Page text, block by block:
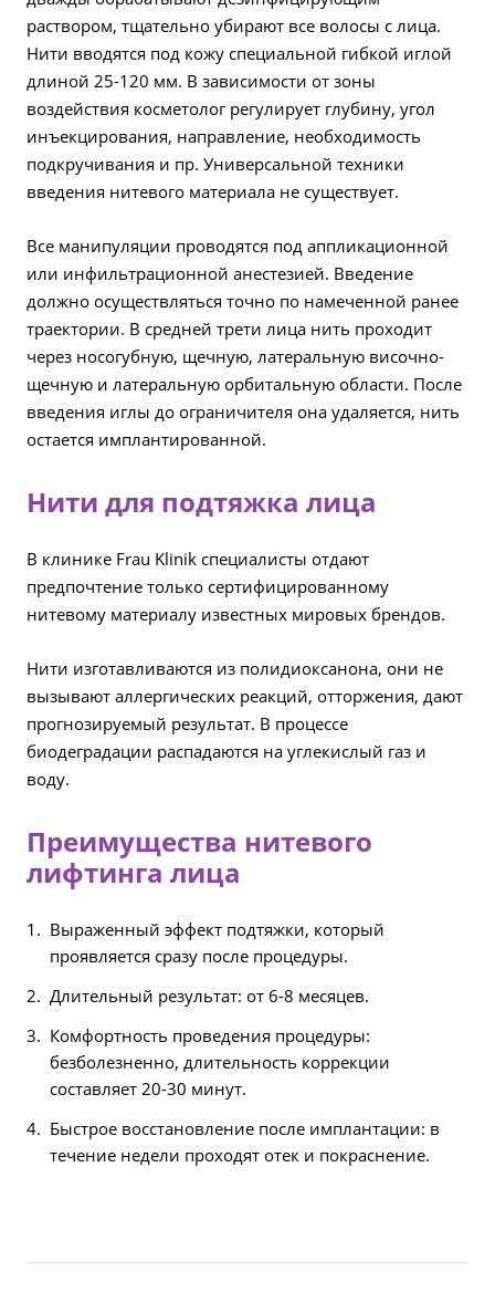
раствором, тщательно убирают все волосы с лица.
Нити вводятся под кожу специальной гибкой иглой
длиной 25-120 мм. В зависимости от зоны
воздействия косметолог регулирует глубину, угол
инъекцирования, направление, необходимость
подкручивания и пр. Универсальной техники
введения нитевого материала не существует.
Все манипуляции проводятся под аппликационной
или инфильтрационной анестезией. Введение
должно осуществляться точно по намеченной ранее
траектории. В средней трети лица нить проходит
через носогубную, щечную, латеральную височно-
щечную и латеральную орбитальную области. После
введения иглы до ограничителя она удаляется, нить
остается имплантированной.
Нити для подтяжка лица
В клинике Frau Klinik специалисты отдают
предпочтение только сертифицированному
нитевому материалу известных мировых брендов.
Нити изготавливаются из полидиоксанона, они не
вызывают аллергических реакций, отторжения, дают
прогнозируемый результат. В процессе
биодеградации распадаются на углекислый газ и
воду.
Преимущества нитевого
лифтинга лица
Выраженный эффект подтяжки, который
проявляется сразу после процедуры.
Длительный результат: от 6-8 месяцев.
Комфортность проведения процедуры:
безболезненно, длительность коррекции
составляет 20-30 минут.
Быстрое восстановление после имплантации: в
течение недели проходят отек и покраснение.